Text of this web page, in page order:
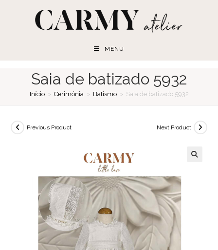
MENU
Saia de batizado 5932
Início > Cerimónia > Batismo > Saia de batizado 5932
Previous Product Next Product